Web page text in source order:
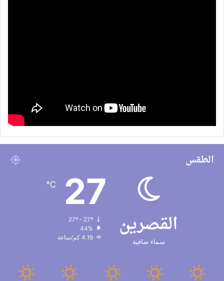
الطقس
القصرين
سماء صافية
27
℃
44%
4.19 كم/ساعة